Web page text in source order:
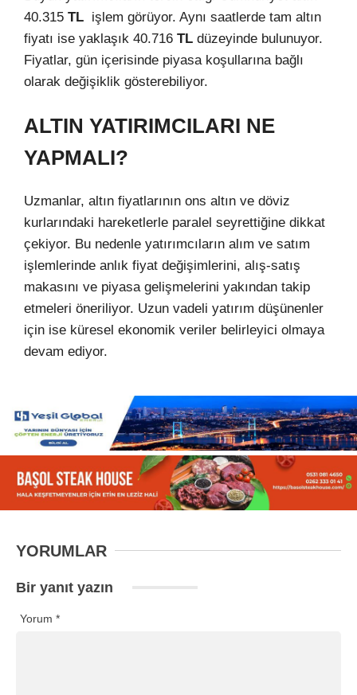
40.315 TL işlem görüyor. Aynı saatlerde tam altın
fiyatı ise yaklaşık 40.716 TL düzeyinde bulunuyor.
Fiyatlar, gün içerisinde piyasa koşullarına bağlı
olarak değişiklik gösterebiliyor.
ALTIN YATIRIMCILARI NE
YAPMALI?
Uzmanlar, altın fiyatlarının ons altın ve döviz
kurlarındaki hareketlerle paralel seyrettiğine dikkat
çekiyor. Bu nedenle yatırımcıların alım ve satım
işlemlerinde anlık fiyat değişimlerini, alış-satış
makasını ve piyasa gelişmelerini yakından takip
etmeleri öneriliyor. Uzun vadeli yatırım düşünenler
için ise küresel ekonomik veriler belirleyici olmaya
devam ediyor.
YORUMLAR
Bir yanıt yazın
Yorum *